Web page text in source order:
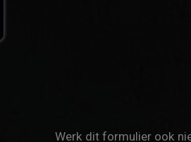
Werk dit formulier ook